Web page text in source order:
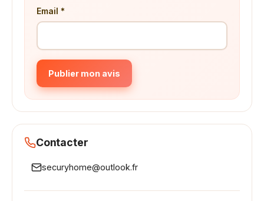
Email *
Publier mon avis
Contacter
securyhome@outlook.fr